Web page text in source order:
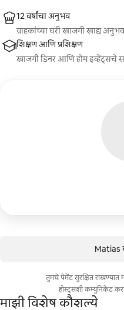
12 वर्षांचा अनुभव
ग्राहकांच्या घरी खाजगी खाद्य
शिक्षण आणि प्रशिक्षण
खाजगी डिनर आणि होम इव्हेंट्सचे
Matias
तुमचे पेमेंट सुरक्षित
होस्ट्सशी कम्युनिकेट
माझी विशेष कौशल्ये